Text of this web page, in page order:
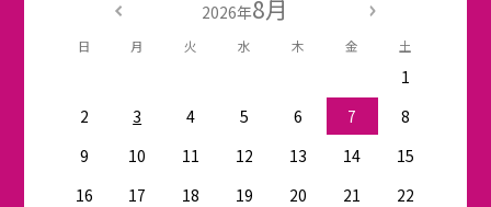
2026年8月
日 月 火 水 木 金 土
1
2
3 4 5 6 7
8
9
10 11 12 13 14
15
16
17 18 19 20 21
22